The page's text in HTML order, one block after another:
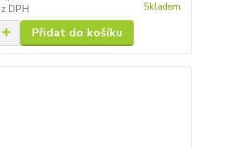
DPH Skladem
Přidat do košíku